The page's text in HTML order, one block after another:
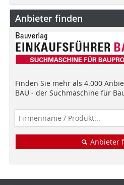
Anbieter finden
Finden Sie mehr als 4.000
BAU - der Suchmaschine für
Anbieter